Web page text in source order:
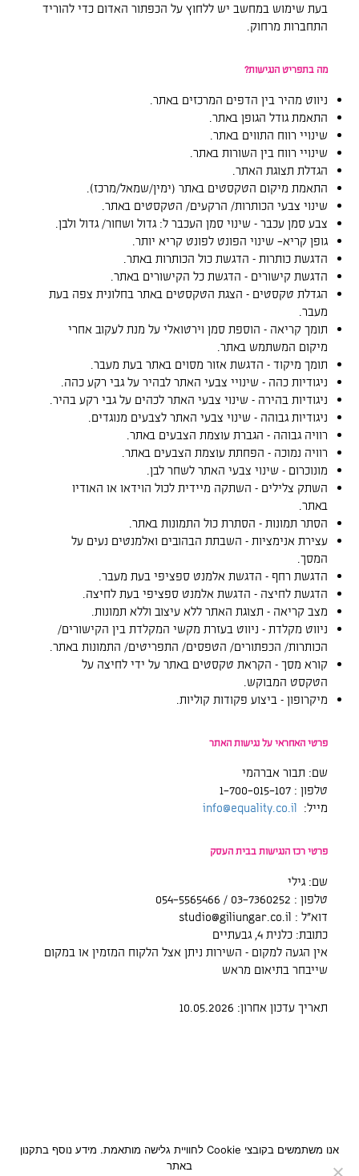
בעת שימוש במחשב יש ללחוץ על הכפתור האדום כדי להוריד
התחברות מרחוק.
מה בתפריט הנגישות?
ניווט מהיר בין הדפים המרכזים באתר.
התאמת גודל הגופן באתר.
שינויי רווח התווים באתר.
שינויי רווח בין השורות באתר.
הגדלת תצוגת האתר.
התאמת מיקום הטקסטים באתר (ימין/שמאל/מרכז).
שינוי צבעי הכותרות/ הרקעים/ הטקסטים באתר.
צבע סמן עכבר – שינוי סמן העכבר ל: גדול ושחור/ גדול ולבן.
גופן קריא- שינוי הפונט לפונט קריא יותר.
הדגשת כותרות – הדגשת כול הכותרות באתר.
הדגשת קישורים – הדגשת כל הקישורים באתר.
הגדלת טקסטים – הצגת הטקסטים באתר בחלונית צפה בעת
מעבר.
תומך קריאה – הוספת סמן וירטואלי על מנת לעקוב אחרי
מיקום המשתמש באתר.
תומך מיקוד – הדגשת אזור מסוים באתר בעת מעבר.
ניגודיות כהה – שינויי צבעי האתר לבהיר על גבי רקע כהה.
ניגודיות בהירה – שינוי צבעי האתר לכהים על גבי רקע בהיר.
ניגודיות גבוהה – שינוי צבעי האתר לצבעים מנוגדים.
רוויה גבוהה – הגברת עוצמת הצבעים באתר.
רוויה נמוכה – הפחתת עוצמת הצבעים באתר.
מונוכרום – שינוי צבעי האתר לשחר לבן.
השתק צלילים – השתקה מיידית לכול הוידאו או האודיו
באתר.
הסתר תמונות – הסתרת כול התמונות באתר.
עצירת אנימציות – השבתת הבהובים ואלמנטים נעים על
המסך.
הדגשת רחף – הדגשת אלמנט ספציפי בעת מעבר.
הדגשת לחיצה – הדגשת אלמנט ספציפי בעת לחיצה.
מצב קריאה – תצוגת האתר ללא עיצוב וללא תמונות.
ניווט מקלדת – ניווט בעזרת מקשי המקלדת בין הקישורים/
הכותרות/ הכפתורים/ הטפסים/ התפריטים/ התמונות באתר.
קורא מסך – הקראת טקסטים באתר על ידי לחיצה על
הטקסט המבוקש.
מיקרופון – ביצוע פקודות קוליות.
פרטי האחראי על נגישות האתר
שם: תבור אברהמי
טלפון : 1-700-015-107
מייל: info@equality.co.il
פרטי רכז הנגישות בבית העסק
שם: גילי
טלפון : 03-7360252 / 054-5565466
דוא”ל : studio@giliungar.co.il
כתובת: כלנית 4, גבעתיים
אין הגעה למקום – השירות ניתן אצל הלקוח המזמין או במקום
שייבחר בתיאום מראש
תאריך עדכון אחרון: 10.05.2026
Copyright 2026 Gili Ungar
אנו משתמשים בקובצי Cookie לחוויית גלישה מותאמת. מידע נוסף בתקנון
באתר